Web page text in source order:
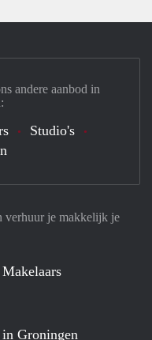
verhuur je makkelijk je
Groningen
andere aanbod in
Studio's